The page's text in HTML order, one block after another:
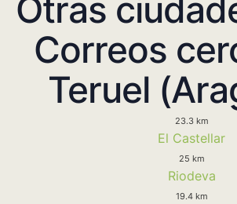
Otras
Correos
Teruel
23.3 km
El Castellar
25 km
Riodeva
19.4 km